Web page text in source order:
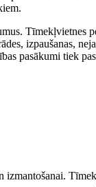
Tīmekļvietnes
izpaušanas,
pasākumi tiek